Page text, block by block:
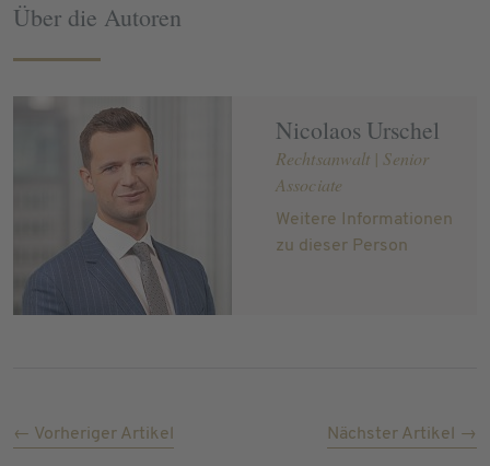
Über die Autoren
Nicolaos Urschel
Rechtsanwalt | Senior
Associate
Weitere Informationen
zu dieser Person
← Vorheriger Artikel Nächster Artikel →